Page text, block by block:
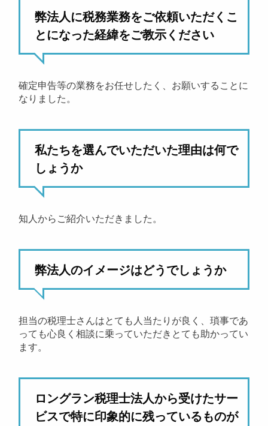
弊法人に税務業務をご依頼いただくこ
とになった経緯をご教示ください
確定申告等の業務をお任せしたく、お願いすることに
なりました。
私たちを選んでいただいた理由は何で
しょうか
知人からご紹介いただきました。
弊法人のイメージはどうでしょうか
担当の税理士さんはとても人当たりが良く、瑣事であ
っても心良く相談に乗っていただきとても助かってい
ます。
ロングラン税理士法人から受けたサー
ビスで特に印象的に残っているものが